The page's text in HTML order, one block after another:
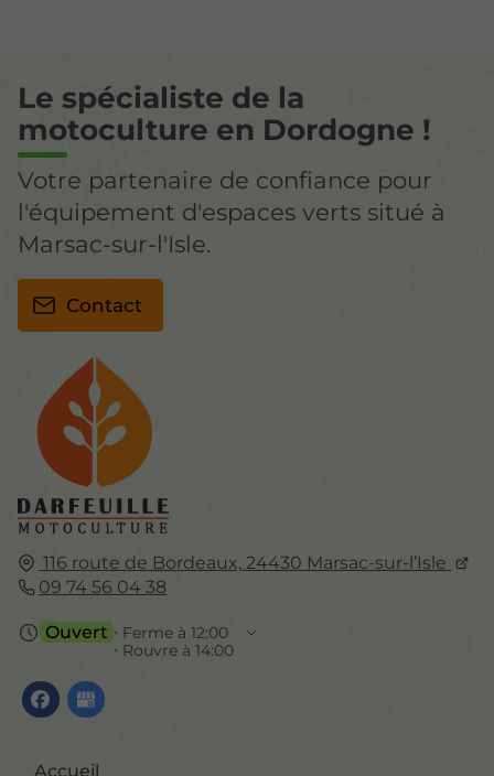
116 route de Bordeaux, 24430 Marsac-sur-l’Isle
09 74 56 04 38
Ouvert ⋅ Ferme à 12:00
⋅ Rouvre à 14:00
Accueil
Le spécialiste de la
motoculture en Dordogne !
Votre partenaire de confiance pour
l'équipement d'espaces verts situé à
Marsac-sur-l'Isle.
Contact